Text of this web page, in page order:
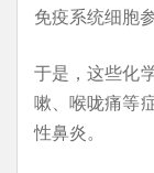
免疫系统细胞
于是，这些化
嗽、喉咙痛等
性鼻炎。